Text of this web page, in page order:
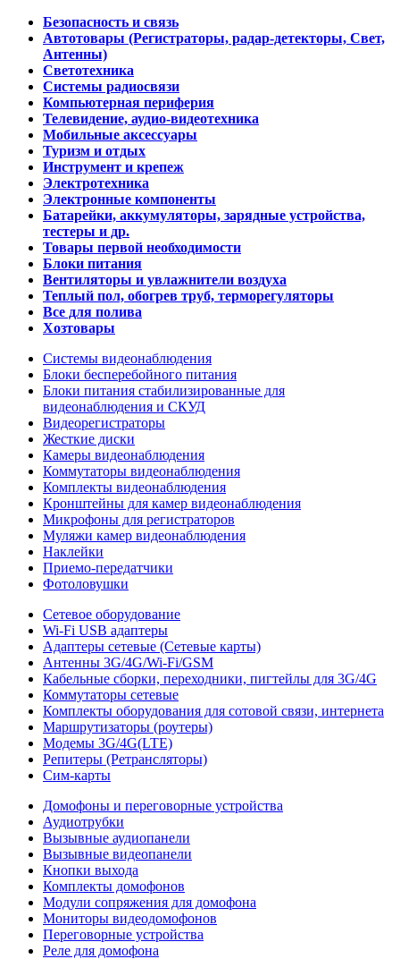
Безопасность и связь
Автотовары (Регистраторы, радар-детекторы, Свет,
Антенны)
Светотехника
Системы радиосвязи
Компьютерная периферия
Телевидение, аудио-видеотехника
Мобильные аксессуары
Туризм и отдых
Инструмент и крепеж
Электротехника
Электронные компоненты
Батарейки, аккумуляторы, зарядные устройства,
тестеры и др.
Товары первой необходимости
Блоки питания
Вентиляторы и увлажнители воздуха
Теплый пол, обогрев труб, терморегуляторы
Все для полива
Хозтовары
Системы видеонаблюдения
Блоки бесперебойного питания
Блоки питания стабилизированные для
видеонаблюдения и СКУД
Видеорегистраторы
Жесткие диски
Камеры видеонаблюдения
Коммутаторы видеонаблюдения
Комплекты видеонаблюдения
Кронштейны для камер видеонаблюдения
Микрофоны для регистраторов
Муляжи камер видеонаблюдения
Наклейки
Приемо-передатчики
Фотоловушки
Сетевое оборудование
Wi-Fi USB адаптеры
Адаптеры сетевые (Сетевые карты)
Антенны 3G/4G/Wi-Fi/GSM
Кабельные сборки, переходники, пигтейлы для 3G/4G
Коммутаторы сетевые
Комплекты оборудования для сотовой связи, интернета
Маршрутизаторы (роутеры)
Модемы 3G/4G(LTE)
Репитеры (Ретрансляторы)
Сим-карты
Домофоны и переговорные устройства
Аудиотрубки
Вызывные аудиопанели
Вызывные видеопанели
Кнопки выхода
Комплекты домофонов
Модули сопряжения для домофона
Мониторы видеодомофонов
Переговорные устройства
Реле для домофона